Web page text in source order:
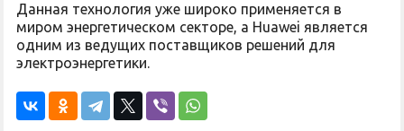
Данная технология уже широко применяется в
миром энергетическом секторе, а Huawei является
одним из ведущих поставщиков решений для
электроэнергетики.